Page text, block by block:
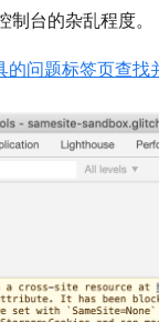
台的杂乱程度。
问题标签页查找